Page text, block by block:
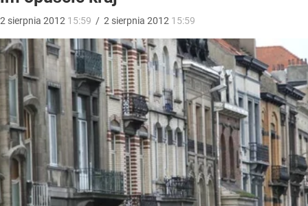
2 sierpnia 2012 15:59 / 2 sierpnia 2012 15:59